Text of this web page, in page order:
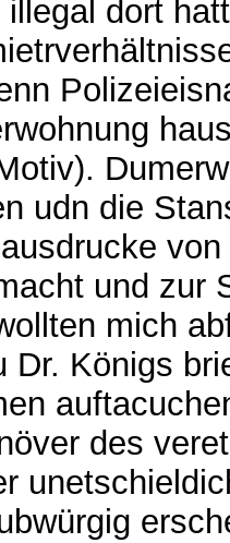
dort
udn die
und zur
mich
Dr. Königs
des